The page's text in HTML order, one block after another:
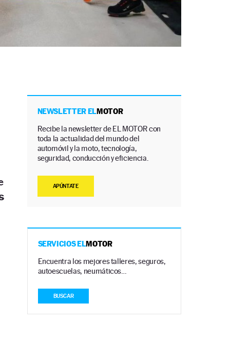
NEWSLETTER ELMOTOR
Recibe la newsletter de EL MOTOR con
toda la actualidad del mundo del
automóvil y la moto, tecnología,
seguridad, conducción y eficiencia.
APÚNTATE
SERVICIOS ELMOTOR
Encuentra los mejores talleres, seguros,
autoescuelas, neumáticos…
BUSCAR